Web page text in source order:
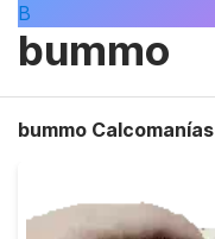
B
bummo
bummo Calcomanías